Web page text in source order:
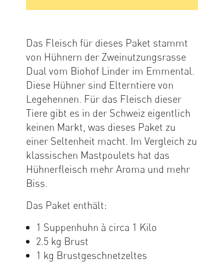
Das Fleisch für dieses Paket stammt
von Hühnern der Zweinutzungsrasse
Dual vom Biohof Linder im Emmental.
Diese Hühner sind Elterntiere von
Legehennen. Für das Fleisch dieser
Tiere gibt es in der Schweiz eigentlich
keinen Markt, was dieses Paket zu
einer Seltenheit macht. Im Vergleich zu
klassischen Mastpoulets hat das
Hühnerfleisch mehr Aroma und mehr
Biss.
Das Paket enthält:
1 Suppenhuhn à circa 1 Kilo
2.5 kg Brust
1 kg Brustgeschnetzeltes